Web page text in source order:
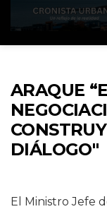
ARAQUE
DIÁLOGO"
El Ministro Jefe